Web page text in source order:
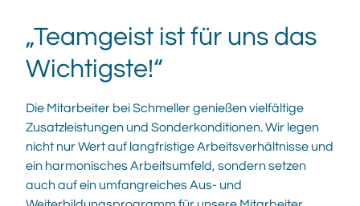
„Teamgeist ist für uns das
Wichtigste!“
Die Mitarbeiter bei Schmeller genießen vielfältige
Zusatzleistungen und Sonderkonditionen. Wir legen
nicht nur Wert auf langfristige Arbeitsverhältnisse und
ein harmonisches Arbeitsumfeld, sondern setzen
auch auf ein umfangreiches Aus- und